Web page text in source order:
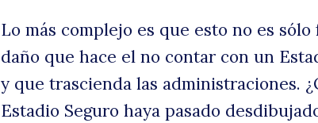
Lo más complejo es que esto no es
daño que hace el no contar con un
y que trascienda las administraciones.
Estadio Seguro haya pasado